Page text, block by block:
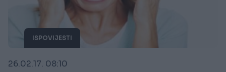
ISPOVIJESTI
26.02.17. 08:10